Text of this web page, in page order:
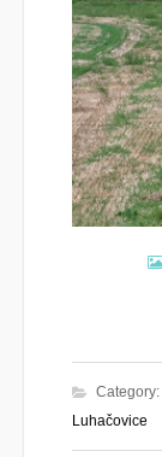
Category:
Luhačovice